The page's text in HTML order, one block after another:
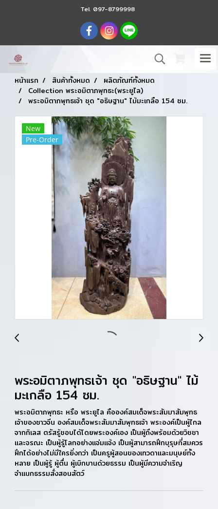
Tel. 097-8799998
หน้าแรก สินค้าทั้งหมด
ผลิตภัณฑ์ทั้งหมด
Collection พระอมิตาภพุทธะ(พระยูไล)
พระอมิตาภพุทธเจ้า ชุด "อธิษฐาน" ไม้มะเกลือ 154 ซม.
New
Pre-Order
พระอมิตาภพุทธเจ้า ชุด "อธิษฐาน" ไม้
มะเกลือ 154 ซม.
พระอมิตาภพุทธะ หรือ พระยูไล คือองค์สมเด็จพระสัมมาสัมพุทธ
เจ้าของชาวจีน องค์สมเด็จพระสัมมาสัมพุทธเจ้า พระองค์เป็นผู้ไกล
จากกิเลส ตรัสรู้ชอบได้โดยพระองค์เอง เป็นผู้ถึงพร้อมด้วยวิชชา
และจรณะ เป็นผู้รู้โลกอย่างแจ่มแจ้ง เป็นผู้สามารถฝึกบุรุษที่สมควร
ฝึกได้อย่างไม่มีใครยิ่งกว่า เป็นครูผู้สอนของเทวดาและมนุษย์ทั้ง
หลาย เป็นผู้รู้ ผู้ตื่น ผู้เบิกบานด้วยธรรม เป็นผู้มีความจำเริญ
จำแนกธรรมสั่งสอนสัตว์